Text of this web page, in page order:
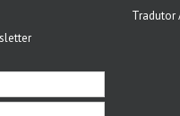
Tradutor